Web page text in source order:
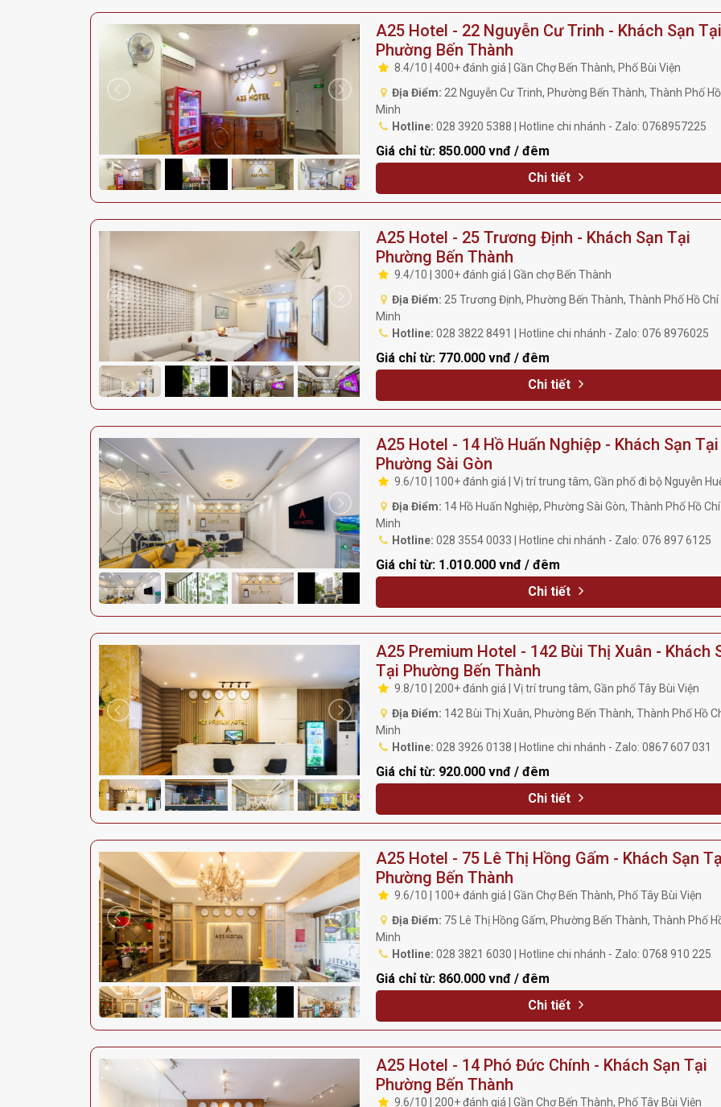
A25 Hotel - 22 Nguyễn Cư Trinh - Khách Sạn Tại
Phường Bến Thành
8.4/10 | 400+ đánh giá | Gần Chợ Bến Thành, Phố Bùi Viện
Địa Điểm: 22 Nguyễn Cư Trinh, Phường Bến Thành, Thành Phố
Minh
Hotline: 028 3920 5388 | Hotline chi nhánh - Zalo: 0768957225
Giá chỉ từ: 850.000 vnđ / đêm
Chi tiết
A25 Hotel - 25 Trương Định - Khách Sạn Tại
Phường Bến Thành
9.4/10 | 300+ đánh giá | Gần chợ Bến Thành
Địa Điểm: 25 Trương Định, Phường Bến Thành, Thành Phố Hồ Chí
Minh
Hotline: 028 3822 8491 | Hotline chi nhánh - Zalo: 076 8976025
Giá chỉ từ: 770.000 vnđ / đêm
Chi tiết
A25 Hotel - 14 Hồ Huấn Nghiệp - Khách Sạn Tại
Phường Sài Gòn
9.6/10 | 100+ đánh giá | Vị trí trung tâm, Gần phố đi bộ Nguyễn
Địa Điểm: 14 Hồ Huấn Nghiệp, Phường Sài Gòn, Thành Phố Hồ Chí
Minh
Hotline: 028 3554 0033 | Hotline chi nhánh - Zalo: 076 897 6125
Giá chỉ từ: 1.010.000 vnđ / đêm
Chi tiết
A25 Premium Hotel - 142 Bùi Thị Xuân - Khách
Tại Phường Bến Thành
9.8/10 | 200+ đánh giá | Vị trí trung tâm, Gần phố Tây Bùi Viện
Địa Điểm: 142 Bùi Thị Xuân, Phường Bến Thành, Thành Phố Hồ
Minh
Hotline: 028 3926 0138 | Hotline chi nhánh - Zalo: 0867 607 031
Giá chỉ từ: 920.000 vnđ / đêm
Chi tiết
A25 Hotel - 75 Lê Thị Hồng Gấm - Khách Sạn
Phường Bến Thành
9.6/10 | 100+ đánh giá | Gần Chợ Bến Thành, Phố Tây Bùi Viện
Địa Điểm: 75 Lê Thị Hồng Gấm, Phường Bến Thành, Thành Phố
Minh
Hotline: 028 3821 6030 | Hotline chi nhánh - Zalo: 0768 910 225
Giá chỉ từ: 860.000 vnđ / đêm
Chi tiết
A25 Hotel - 14 Phó Đức Chính - Khách Sạn Tại
Phường Bến Thành
9.6/10 | 200+ đánh giá | Gần Chợ Bến Thành, Phố Tây Bùi Viện